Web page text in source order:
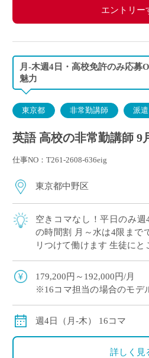
エントリー
月-木週4日・高校免許のみ応募
魅力
東京都 非常勤講師 派遣
英語 高校の非常勤講師 9
仕事NO：T261-2608-636eig
東京都中野区
空きコマなし！平日のみ
の時間割 月～水は4限ま
リつけて働けます 生徒に
る先生が多い学校
179,200円～192,000円/月
※16コマ担当の場合のモデ
週4日（月-木） 16コマ
詳しく見